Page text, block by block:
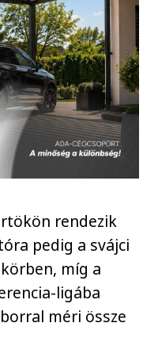
rendezik
pedig a svájci
míg a
ligába
méri össze